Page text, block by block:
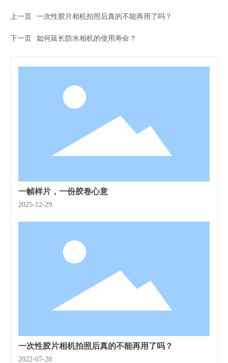
上一页 一次性胶片相机拍照后真的不能再用了吗？
下一页 如何延长防水相机的使用寿命？
一帧样片，一份胶卷心意
2025-12-29
一次性胶片相机拍照后真的不能再用了吗？
2022-07-28